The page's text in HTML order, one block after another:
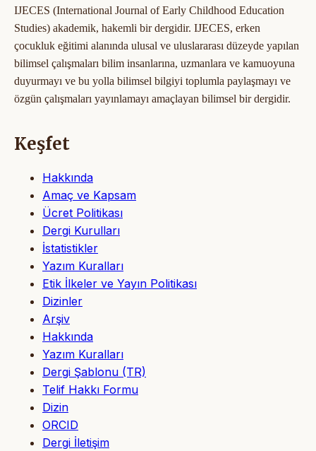
IJECES (International Journal of Early Childhood Education
Studies) akademik, hakemli bir dergidir. IJECES, erken
çocukluk eğitimi alanında ulusal ve uluslararası düzeyde yapılan
bilimsel çalışmaları bilim insanlarına, uzmanlara ve kamuoyuna
duyurmayı ve bu yolla bilimsel bilgiyi toplumla paylaşmayı ve
özgün çalışmaları yayınlamayı amaçlayan bilimsel bir dergidir.
Keşfet
Hakkında
Amaç ve Kapsam
Ücret Politikası
Dergi Kurulları
İstatistikler
Yazım Kuralları
Etik İlkeler ve Yayın Politikası
Dizinler
Arşiv
Hakkında
Yazım Kuralları
Dergi Şablonu (TR)
Telif Hakkı Formu
Dizin
ORCID
Dergi İletişim